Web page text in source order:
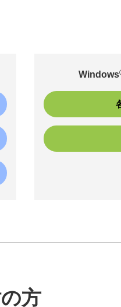
Windows
方